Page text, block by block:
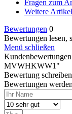
Fragen zum
Weitere
Bewertungen 0
Bewertungen lesen,
Menü schließen
MVWHKWW1"
Bewertung schreiben
Bewertungen